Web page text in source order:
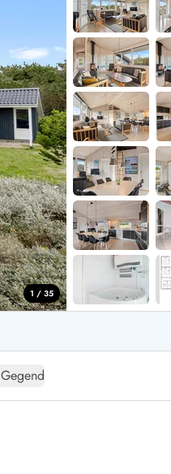
Ferienhäuser
Ferienhäuser
Ferienhäuser
Ferienhäuser in
Ferienhäuser
Ferienhäuser
Ferienhäuser
Ferienhäuser
Ferienhäuser in
Ferienhäuser
Ferienhäuser
Ferienhäuser
1 / 35